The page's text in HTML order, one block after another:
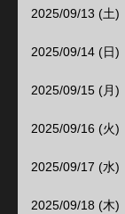
2025/09/13 (土)
2025/09/14 (日)
2025/09/15 (月)
2025/09/16 (火)
2025/09/17 (水)
2025/09/18 (木)